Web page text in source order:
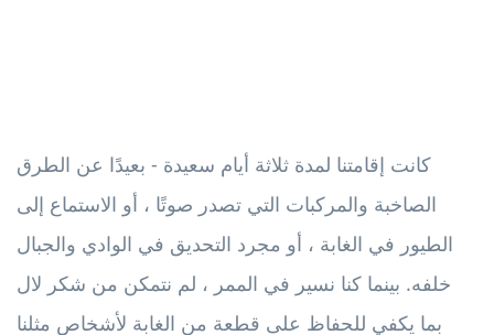
كانت إقامتنا لمدة ثلاثة أيام سعيدة - بعيدًا عن الطرق
الصاخبة والمركبات التي تصدر صوتًا ، أو الاستماع إلى
الطيور في الغابة ، أو مجرد التحديق في الوادي والجبال
خلفه. بينما كنا نسير في الممر ، لم نتمكن من شكر لال
بما يكفي للحفاظ على قطعة من الغابة لأشخاص مثلنا